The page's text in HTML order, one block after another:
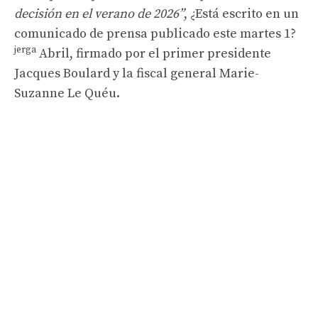
decisión en el verano de 2026”, ¿Está escrito en un
comunicado de prensa publicado este martes 1?
jerga Abril, firmado por el primer presidente
Jacques Boulard y la fiscal general Marie-
Suzanne Le Quéu.